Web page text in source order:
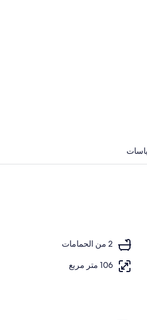
المنشأة من الداخل
2 من الحمامات
106 متر مربع